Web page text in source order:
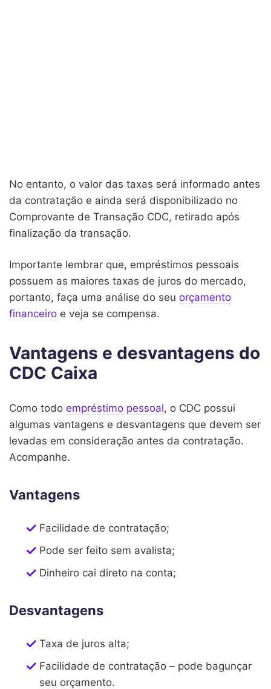
No entanto, o valor das taxas será informado antes
da contratação e ainda será disponibilizado no
Comprovante de Transação CDC, retirado após
finalização da transação.
Importante lembrar que, empréstimos pessoais
possuem as maiores taxas de juros do mercado,
portanto, faça uma análise do seu orçamento
financeiro e veja se compensa.
Vantagens e desvantagens do
CDC Caixa
Como todo empréstimo pessoal, o CDC possui
algumas vantagens e desvantagens que devem ser
levadas em consideração antes da contratação.
Acompanhe.
Vantagens
Facilidade de contratação;
Pode ser feito sem avalista;
Dinheiro cai direto na conta;
Desvantagens
Taxa de juros alta;
Facilidade de contratação – pode bagunçar
seu orçamento.